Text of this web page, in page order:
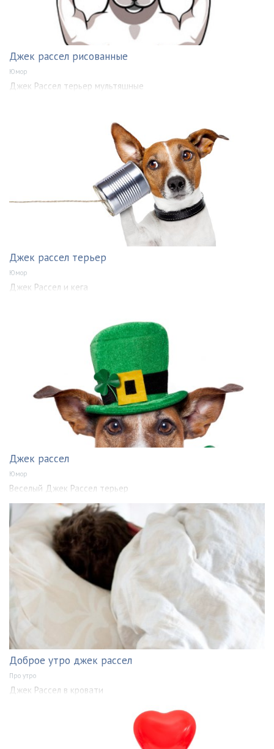
Джек рассел рисованные
Юмор
Джек Рассел терьер мультяшные
Джек рассел терьер
Юмор
Джек Рассел и кега
Джек рассел
Юмор
Веселый Джек Рассел терьер
Доброе утро джек рассел
Про утро
Джек Рассел в кровати